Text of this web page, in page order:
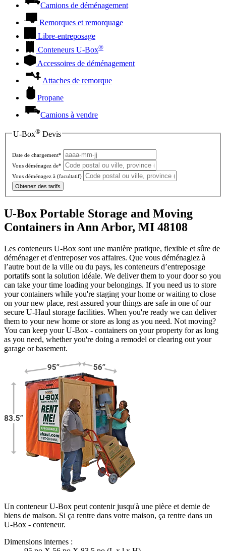
Camions de déménagement
Remorques et remorquage
Libre-entreposage
Conteneurs U-Box®
Accessoires de déménagement
Attaches de remorque
Propane
Camions à vendre
U-Box® Devis
Date de chargement*
Vous déménagez de*
Vous déménagez à (facultatif)
Obtenez des tarifs
U-Box Portable Storage and Moving
Containers in Ann Arbor, MI 48108
Les conteneurs U-Box sont une manière pratique, flexible et sûre de
déménager et d'entreposer vos affaires. Que vous déménagiez à
l’autre bout de la ville ou du pays, les conteneurs d’entreposage
portatifs sont la solution idéale. We deliver them to your door so you
can take your time loading your belongings. If you need us to store
your containers while you're staging your home or waiting to close
on your new place, rest assured your things are safe in one of our
secure U-Haul storage facilities. When you're ready we can deliver
them to your new home or store as long as you need. Not moving?
You can keep yourU-Box - containers on your property for as long
as you need, whether you're doing a remodel or clearing out your
garage or basement.
Un conteneur U-Box peut contenir jusqu'à une pièce et demie de
biens de maison. Si ça rentre dans votre maison, ça rentre dans un
U-Box - conteneur.
Dimensions internes :